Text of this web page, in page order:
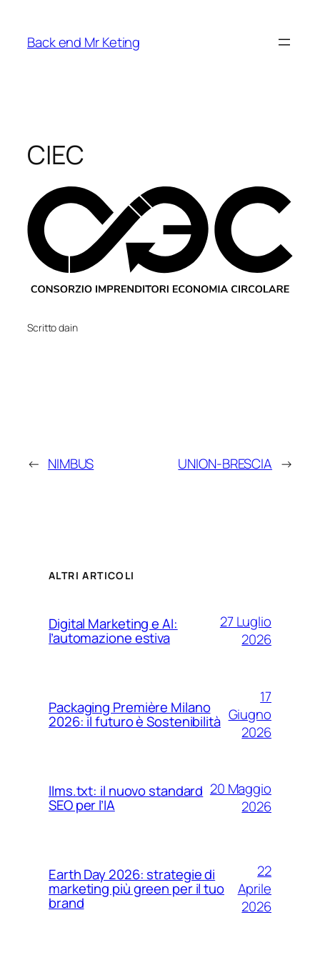
contenuto
Back end Mr Keting
CIEC
Scritto dain
← NIMBUS UNION-BRESCIA →
ALTRI ARTICOLI
Digital Marketing e AI:
l’automazione estiva
27 Luglio
2026
Packaging Première Milano
2026: il futuro è Sostenibilità
17
Giugno
2026
llms.txt: il nuovo standard
SEO per l’IA
20 Maggio
2026
Earth Day 2026: strategie di
marketing più green per il tuo
brand
22
Aprile
2026